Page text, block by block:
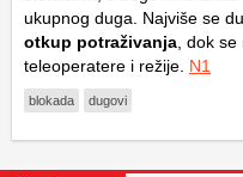
ukupnog duga. Najviše se
otkup potraživanja , dok
teleoperatere i režije. N1
blokada dugovi